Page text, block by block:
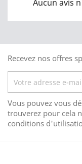
Aucun avis
Recevez nos offres
Vous pouvez vous
trouverez pour cela
conditions